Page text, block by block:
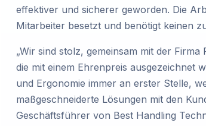
effektiver und sicherer geworden. Die
Mitarbeiter besetzt und benötigt keinen
„Wir sind stolz, gemeinsam mit der
die mit einem Ehrenpreis ausgezeichnet
und Ergonomie immer an erster Stelle,
maßgeschneiderte Lösungen mit den
Geschäftsführer von Best Handling